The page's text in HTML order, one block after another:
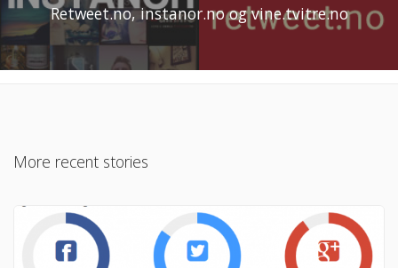
Retweet.no, instanor.no og vine.tvitre.no
More recent stories